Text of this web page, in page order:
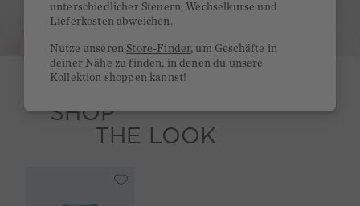
SHOP
THE LOOK
unterschiedlicher Steuern, Wechselkurse und
Lieferkosten abweichen.
Nutze unserenStore-Finder, um Geschäfte in
deiner Nähe zu finden, in denen du unsere
Kollektion shoppen kannst!